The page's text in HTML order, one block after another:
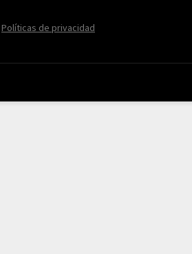
Políticas de privacidad